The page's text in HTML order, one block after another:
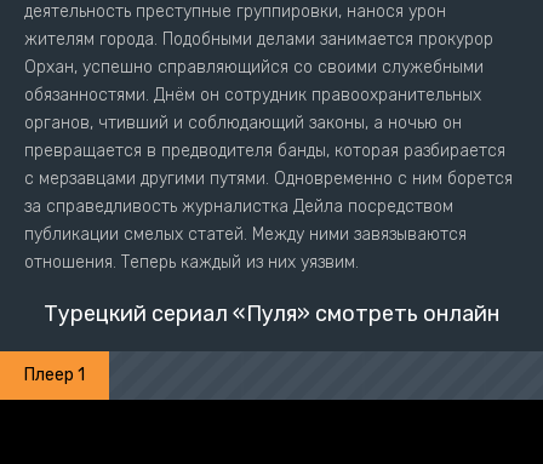
деятельность преступные группировки, нанося урон
жителям города. Подобными делами занимается прокурор
Орхан, успешно справляющийся со своими служебными
обязанностями. Днём он сотрудник правоохранительных
органов, чтивший и соблюдающий законы, а ночью он
превращается в предводителя банды, которая разбирается
с мерзавцами другими путями. Одновременно с ним борется
за справедливость журналистка Дейла посредством
публикации смелых статей. Между ними завязываются
отношения. Теперь каждый из них уязвим.
Турецкий сериал «Пуля» смотреть онлайн
Плеер 1